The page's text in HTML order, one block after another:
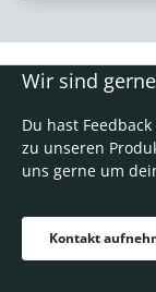
Wir sind
Du hast
zu unseren
uns gerne um
Kontakt